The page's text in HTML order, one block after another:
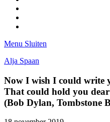
Menu Sluiten
Alja Spaan
Now I wish I could write
That could hold you
(Bob Dylan, Tombstone